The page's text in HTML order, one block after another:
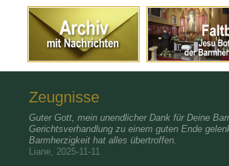
Zeugnisse
Guter Gott, mein unendlicher Dank für Deine
Gerichtsverhandlung zu einem guten Ende
Barmherzigkeit hat alles übertroffen.
Liane, 2025-11-11